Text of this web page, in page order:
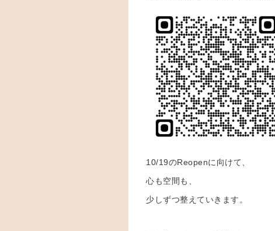
10/19のReopenに向けて、
心も空間も、
少しずつ整えていきます。